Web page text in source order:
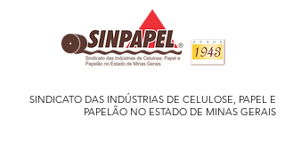
SINDICATO DAS INDÚSTRIAS DE CELULOSE, PAPEL E
PAPELÃO NO ESTADO DE MINAS GERAIS